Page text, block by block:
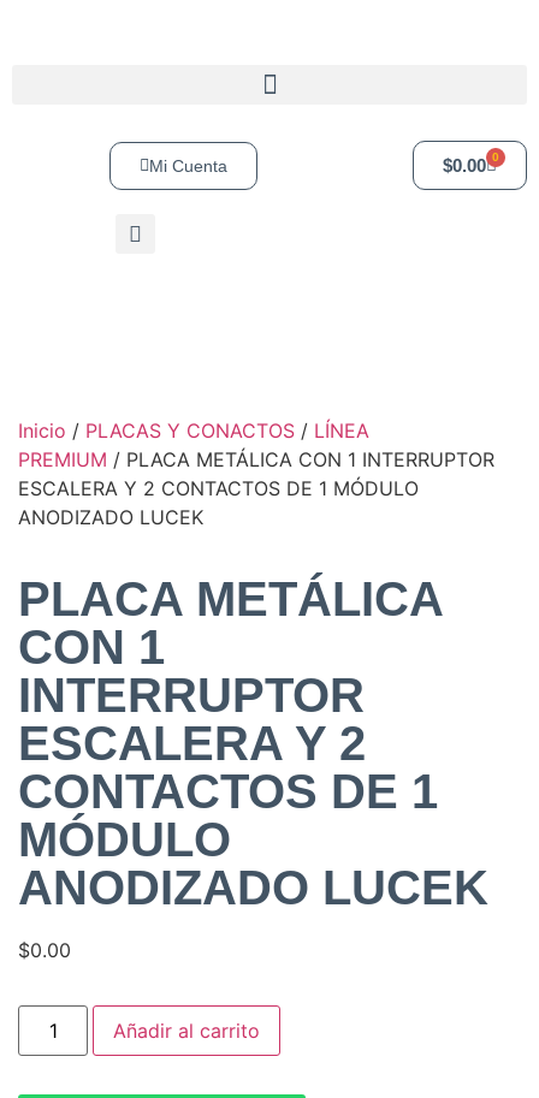
Mi Cuenta $0.00 0
Inicio / PLACAS Y CONACTOS / LÍNEA
PREMIUM / PLACA METÁLICA CON 1 INTERRUPTOR
ESCALERA Y 2 CONTACTOS DE 1 MÓDULO
ANODIZADO LUCEK
PLACA METÁLICA
CON 1
INTERRUPTOR
ESCALERA Y 2
CONTACTOS DE 1
MÓDULO
ANODIZADO LUCEK
$0.00
Añadir al carrito